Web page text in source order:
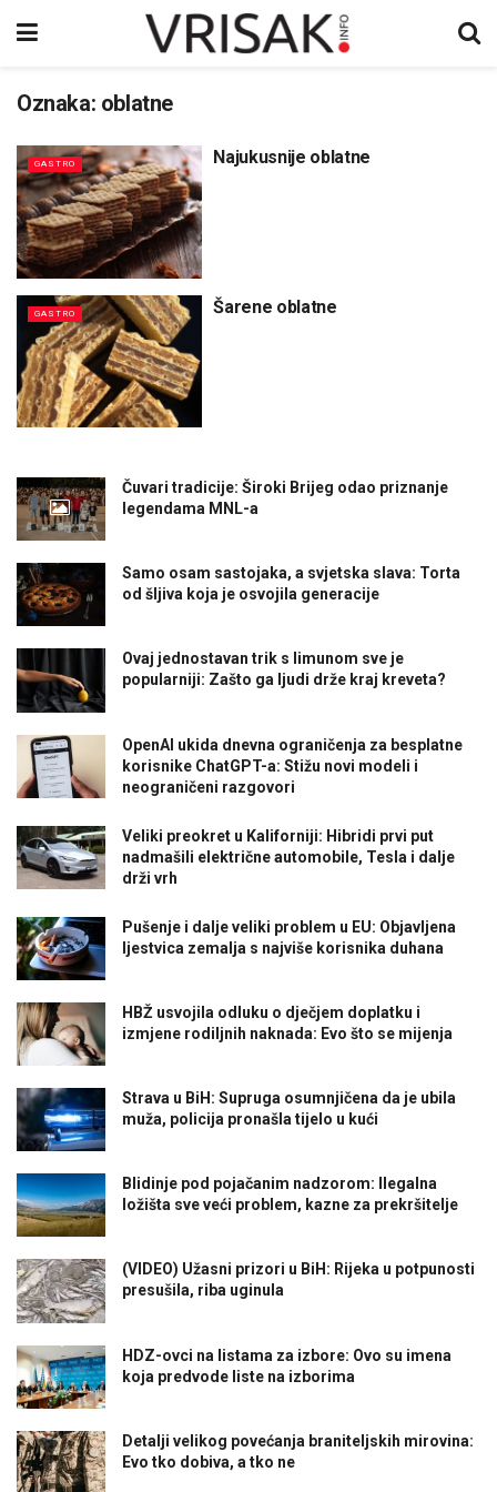
Oznaka: oblatne
GASTRO Najukusnije oblatne
GASTRO Šarene oblatne
Čuvari tradicije: Široki Brijeg odao priznanje
legendama MNL-a
Samo osam sastojaka, a svjetska slava: Torta
od šljiva koja je osvojila generacije
Ovaj jednostavan trik s limunom sve je
popularniji: Zašto ga ljudi drže kraj kreveta?
OpenAI ukida dnevna ograničenja za besplatne
korisnike ChatGPT-a: Stižu novi modeli i
neograničeni razgovori
Veliki preokret u Kaliforniji: Hibridi prvi put
nadmašili električne automobile, Tesla i dalje
drži vrh
Pušenje i dalje veliki problem u EU: Objavljena
ljestvica zemalja s najviše korisnika duhana
HBŽ usvojila odluku o dječjem doplatku i
izmjene rodiljnih naknada: Evo što se mijenja
Strava u BiH: Supruga osumnjičena da je ubila
muža, policija pronašla tijelo u kući
Blidinje pod pojačanim nadzorom: Ilegalna
ložišta sve veći problem, kazne za prekršitelje
(VIDEO) Užasni prizori u BiH: Rijeka u potpunosti
presušila, riba uginula
HDZ-ovci na listama za izbore: Ovo su imena
koja predvode liste na izborima
Detalji velikog povećanja braniteljskih mirovina:
Evo tko dobiva, a tko ne